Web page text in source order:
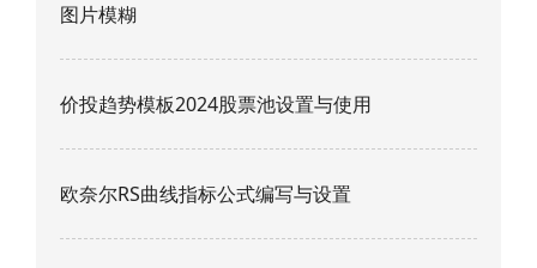
图片模糊
价投趋势模板2024股票池设置与使用
欧奈尔RS曲线指标公式编写与设置